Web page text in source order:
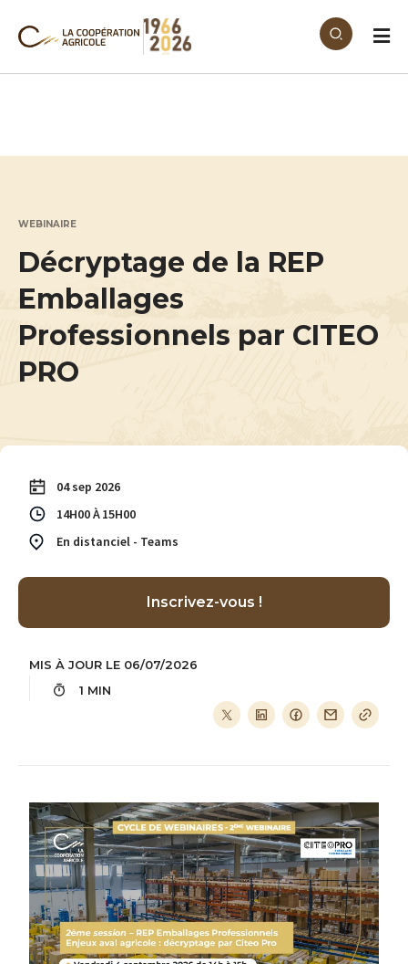
WEBINAIRE
Décryptage de la REP
Emballages
Professionnels par CITEO
PRO
04 sep 2026
14H00
15H00
En distanciel - Teams
Inscrivez-vous !
MIS À JOUR LE 06/07/2026
1 MIN